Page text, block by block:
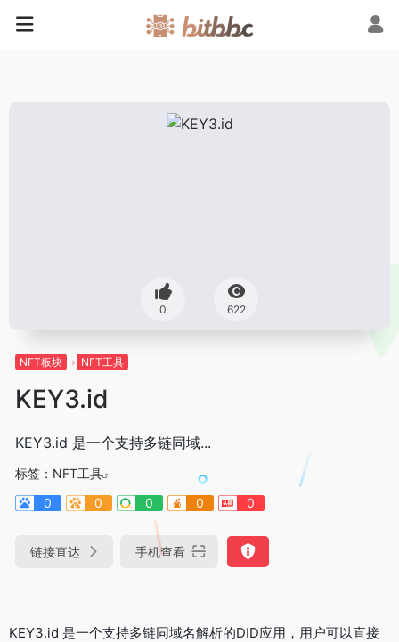
0 622
NFT板块 NFT工具
KEY3.id
KEY3.id 是一个支持多链同域...
标签： NFT工具
0
0 0 0 0
链接直达 手机查看
KEY3.id 是一个支持多链同域名解析的DID应用，用户可以直接